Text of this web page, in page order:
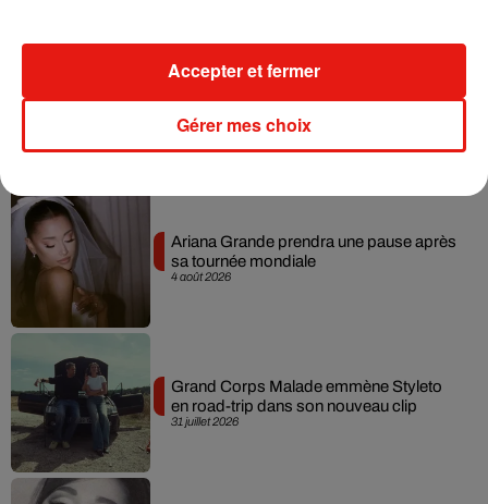
4 août 2026
live session solaire
4 août 2026
Ariana Grande prendra une pause après
sa tournée mondiale
31 juillet 2026
Grand Corps Malade emmène Styleto
en road-trip dans son nouveau clip
Gérer mes choix
Accepter et fermer